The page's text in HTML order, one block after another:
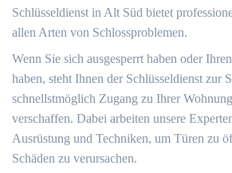
Schlüsseldienst in Alt Süd bietet
allen Arten von Schlossproblemen.​
Wenn Sie sich ausgesperrt haben oder
haben, steht Ihnen der Schlüsseldienst zur
schnellstmöglich Zugang zu Ihrer
verschaffen.​ Dabei arbeiten unsere
Ausrüstung und Techniken, um Türen zu
Schäden zu verursachen.​